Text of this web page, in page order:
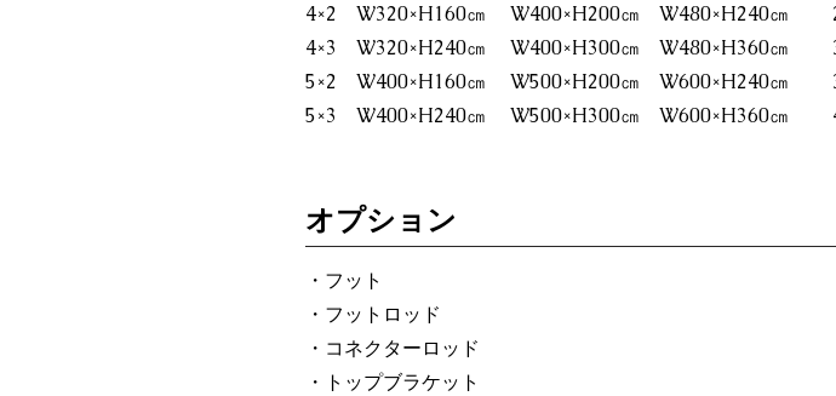
4×2 W320×H160㎝ W400×H200㎝ W480×H240㎝
4×3 W320×H240㎝ W400×H300㎝ W480×H360㎝
5×2 W400×H160㎝ W500×H200㎝ W600×H240㎝
5×3 W400×H240㎝ W500×H300㎝ W600×H360㎝
オプション
・フット
・フットロッド
・コネクターロッド
・トップブラケット